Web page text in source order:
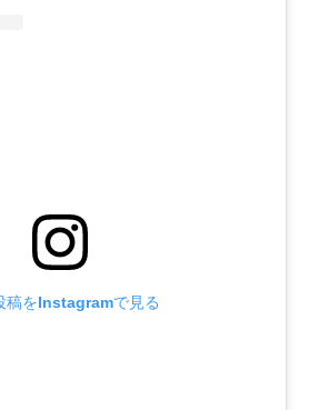
稿をInstagramで見る